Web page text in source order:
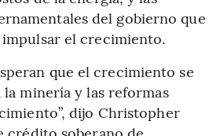
del gobierno que
el crecimiento.
que el crecimiento se
la minería y las reformas
dijo Christopher